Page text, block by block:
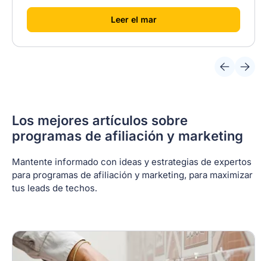
[Leer el mar]
Los mejores artículos sobre
programas de afiliación y marketing
Mantente informado con ideas y estrategias de expertos
para programas de afiliación y marketing, para maximizar
tus leads de techos.